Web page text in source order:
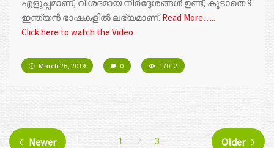
എളുപ്പമാണ്, വിശദമായ നിർദ്ദേശങ്ങൾ‌ ഉണ്ട്, കൂടാതെ 9
ഇന്ത്യൻ ഭാഷകളിൽ‌ ലഭ്യമാണ്.Read More…..
Click here to watch the Video
March 26, 2019 0 17012
Newer 1 2 3 Older